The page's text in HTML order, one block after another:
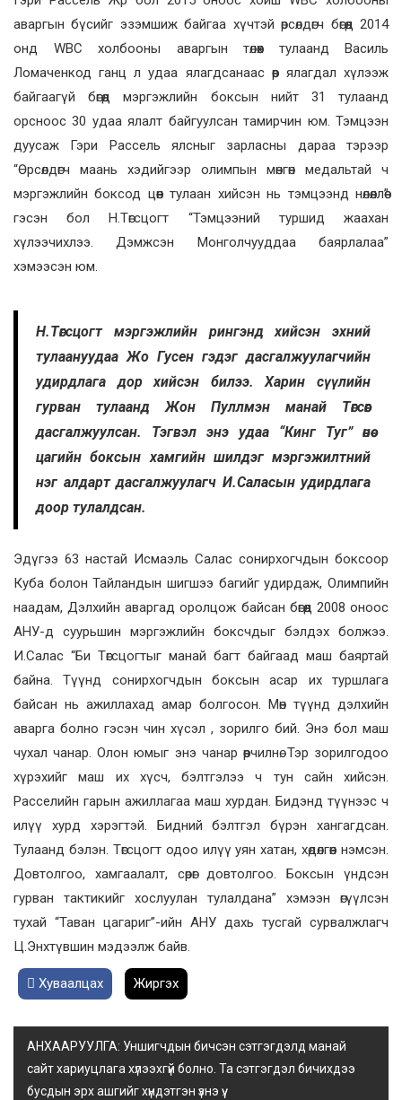
аваргын бүсийг эзэмшиж байгаа хүчтэй өрсөлдөгч бөгөөд 2014
онд WBC холбооны аваргын төлөөх тулаанд Василь
Ломаченкод ганц л удаа ялагдсанаас өөр ялагдал хүлээж
байгаагүй бөгөөд мэргэжлийн боксын нийт 31 тулаанд
орсноос 30 удаа ялалт байгуулсан тамирчин юм. Тэмцээн
дуусаж Гэри Рассель ялсныг зарласны дараа тэрээр
“Өрсөлдөгч маань хэдийгээр олимпын мөнгөн медальтай ч
мэргэжлийн боксод цөөн тулаан хийсэн нь тэмцээнд нөлөөллөө”
гэсэн бол Н.Төгсцогт “Тэмцээний туршид жаахан
хүлээчихлээ. Дэмжсэн Монголчууддаа баярлалаа”
хэмээсэн юм.
Н.Төгсцогт мэргэжлийн рингэнд хийсэн эхний
тулаануудаа Жо Гусен гэдэг дасгалжуулагчийн
удирдлага дор хийсэн билээ. Харин сүүлийн
гурван тулаанд Жон Пуллмэн манай Төгсөөг
дасгалжуулсан. Тэгвэл энэ удаа “Кинг Туг” өнөө
цагийн боксын хамгийн шилдэг мэргэжилтний
нэг алдарт дасгалжуулагч И.Саласын удирдлага
доор тулалдсан.
Эдүгээ 63 настай Исмаэль Салас сонирхогчдын боксоор
Куба болон Тайландын шигшээ багийг удирдаж, Олимпийн
наадам, Дэлхийн аваргад оролцож байсан бөгөөд 2008 оноос
АНУ-д суурьшин мэргэжлийн боксчдыг бэлдэх болжээ.
И.Салас “Би Төгсцогтыг манай багт байгаад маш баяртай
байна. Түүнд сонирхогчдын боксын асар их туршлага
байсан нь ажиллахад амар болгосон. Мөн түүнд дэлхийн
аварга болно гэсэн чин хүсэл , зорилго бий. Энэ бол маш
чухал чанар. Олон юмыг энэ чанар өөрчилнө. Тэр зорилгодоо
хүрэхийг маш их хүсч, бэлтгэлээ ч тун сайн хийсэн.
Расселийн гарын ажиллагаа маш хурдан. Бидэнд түүнээс ч
илүү хурд хэрэгтэй. Бидний бэлтгэл бүрэн хангагдсан.
Тулаанд бэлэн. Төгсцогт одоо илүү уян хатан, хөдөлгөөн нэмсэн.
Довтолгоо, хамгаалалт, сөрөг довтолгоо. Боксын үндсэн
гурван тактикийг хослуулан тулалдана” хэмээн өгүүлсэн
тухай “Таван цагариг”-ийн АНУ дахь тусгай сурвалжлагч
Ц.Энхтүвшин мэдээлж байв.
Хуваалцах Жиргэх
АНХААРУУЛГА: Уншигчдын бичсэн сэтгэгдэлд манай
сайт хариуцлага хүлээхгүй болно. Та сэтгэгдэл бичихдээ
бусдын эрх ашгийг хүндэтгэн үзнэ үү.